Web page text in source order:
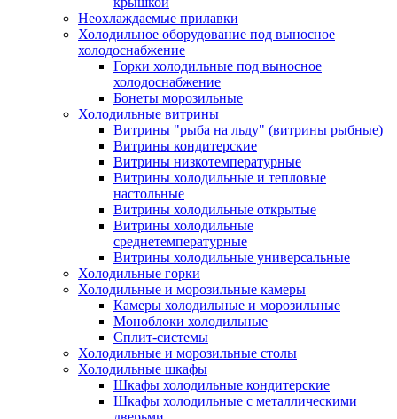
Неохлаждаемые прилавки
Холодильное оборудование под выносное
холодоснабжение
Горки холодильные под выносное
холодоснабжение
Бонеты морозильные
Холодильные витрины
Витрины "рыба на льду" (витрины рыбные)
Витрины кондитерские
Витрины низкотемпературные
Витрины холодильные и тепловые
настольные
Витрины холодильные открытые
Витрины холодильные
среднетемпературные
Витрины холодильные универсальные
Холодильные горки
Холодильные и морозильные камеры
Камеры холодильные и морозильные
Моноблоки холодильные
Сплит-системы
Холодильные и морозильные столы
Холодильные шкафы
Шкафы холодильные кондитерские
Шкафы холодильные с металлическими